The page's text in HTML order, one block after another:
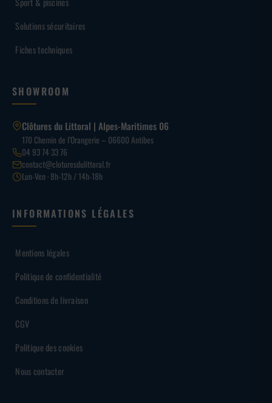
Solutions sécuritaires
Fiches techniques
SHOWROOM
Clôtures du Littoral | Alpes-Maritimes 06
170 Chemin de l’Orangerie – 06600 Antibes
04 93 74 33 76
contact@cloturesdulittoral.fr
Lun-Ven · 8h-12h / 14h-18h
INFORMATIONS LÉGALES
Mentions légales
Politique de confidentialité
Conditions de livraison
CGV
Politique des cookies
Nous contacter